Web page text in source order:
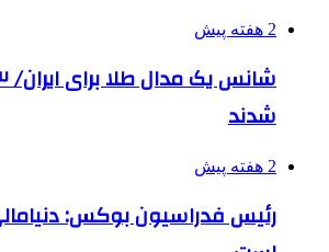
2 هفته پیش
شدند
2 هفته پیش
رئیس فدراسیون بوکس: